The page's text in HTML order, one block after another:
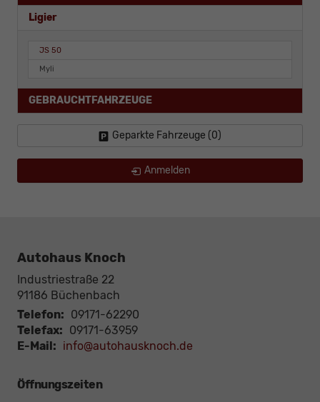
Ligier
JS 50
Myli
GEBRAUCHTFAHRZEUGE
Geparkte Fahrzeuge (0)
Anmelden
Autohaus Knoch
Industriestraße 22
91186 Büchenbach
Telefon: 09171-62290
Telefax: 09171-63959
E-Mail: info@autohausknoch.de
Öffnungszeiten